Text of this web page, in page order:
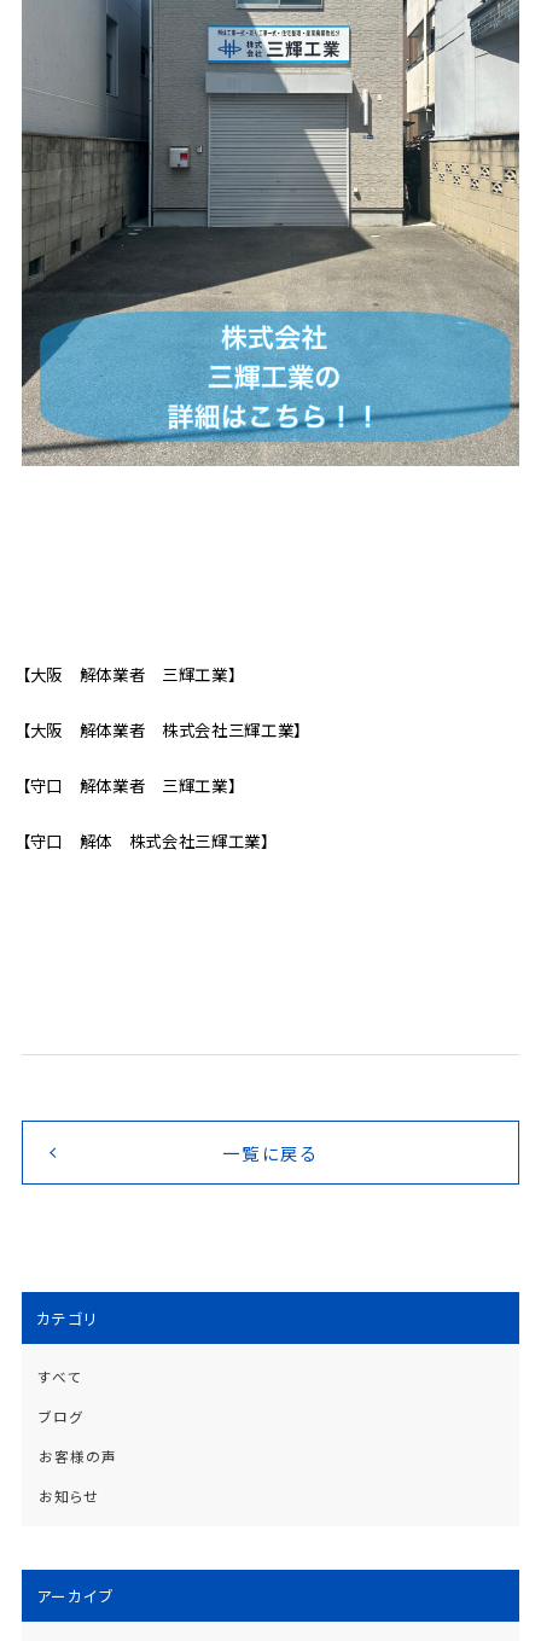
【大阪 解体業者 三輝工業】
【大阪 解体業者 株式会社三輝工業】
【守口 解体業者 三輝工業】
【守口 解体 株式会社三輝工業】
一覧に戻る
カテゴリ
すべて
ブログ
お客様の声
お知らせ
アーカイブ